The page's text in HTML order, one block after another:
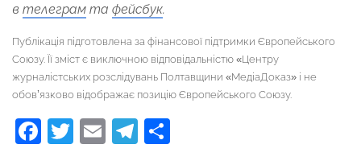
в телеграм та фейсбук.
Публікація підготовлена за фінансової підтримки Європейського
Союзу. Її зміст є виключною відповідальністю «Центру
журналістських розслідувань Полтавщини «МедіаДоказ» і не
обов’язково відображає позицію Європейського Союзу.
Facebook
Twitter
EmailTelegram